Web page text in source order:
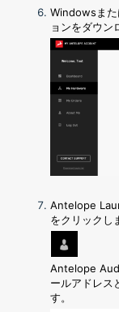
Windowsま
ョンをダウン
Antelope
をクリックし
Antelope
ールアドレス
す。